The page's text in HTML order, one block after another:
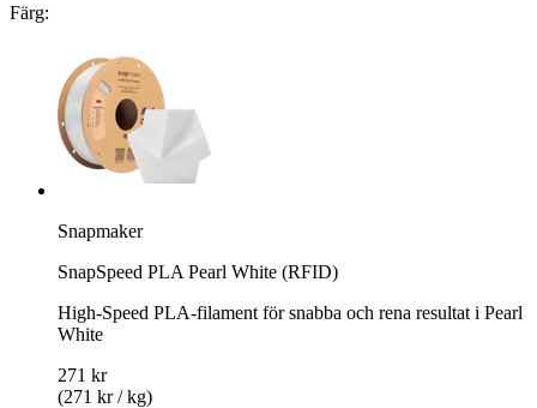
Färg:
Snapmaker
SnapSpeed PLA Pearl White (RFID)
High-Speed PLA-filament för snabba och rena resultat i Pearl
White
271 kr
(271 kr / kg)